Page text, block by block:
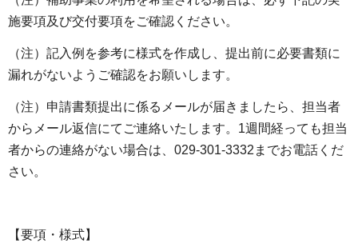
施要項及び交付要項をご確認ください。
（注）記入例を参考に様式を作成し、提出前に必要書類に
漏れがないようご確認をお願いします。
（注）申請書類提出に係るメールが届きましたら、担当者
からメール返信にてご連絡いたします。1週間経っても担当
者からの連絡がない場合は、029-301-3332までお電話くだ
さい。
【要項・様式】